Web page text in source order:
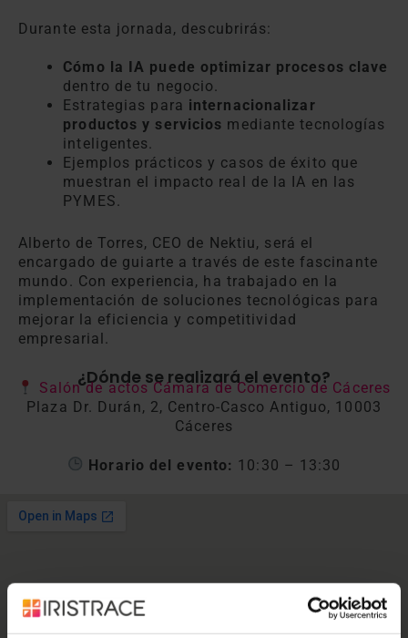
Durante esta jornada, descubrirás:
Cómo la IA puede optimizar procesos clave
dentro de tu negocio.
Estrategias para internacionalizar
productos y servicios mediante tecnologías
inteligentes.
Ejemplos prácticos y casos de éxito que
muestran el impacto real de la IA en las
PYMES.
Alberto de Torres, CEO de Nektiu, será el
encargado de guiarte a través de este fascinante
mundo. Con experiencia, ha trabajado en la
implementación de soluciones tecnológicas para
mejorar la eficiencia y competitividad
empresarial.
¿Dónde se realizará el evento?
Salón de actos Cámara de Comercio de Cáceres
Plaza Dr. Durán, 2, Centro-Casco Antiguo, 10003
Cáceres
Horario del evento: 10:30 – 13:30